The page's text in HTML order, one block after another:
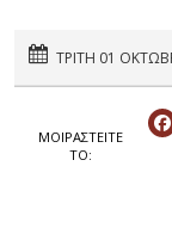
ΤΡΙΤΗ 01
ΜΟΙΡΑΣΤEIΤΕ
ΤΟ: